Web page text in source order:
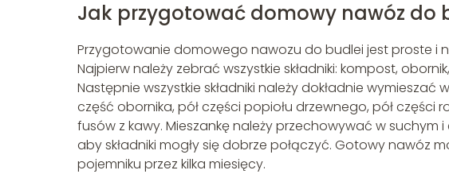
Jak przygotować domowy nawóz do
Przygotowanie domowego nawozu do budlei jest proste i
Najpierw należy zebrać wszystkie składniki: kompost,
Następnie wszystkie składniki należy dokładnie
część obornika, pół części popiołu drzewnego, pół części
fusów z kawy. Mieszankę należy przechowywać w suchym
aby składniki mogły się dobrze połączyć. Gotowy nawóz
pojemniku przez kilka miesięcy.